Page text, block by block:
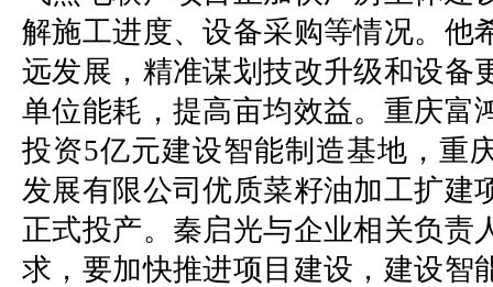
解施工进度、设备采购等情况。他
远发展，精准谋划技改升级和设备
单位能耗，提高亩均效益。重庆富
投资5亿元建设智能制造基地，重
发展有限公司优质菜籽油加工扩建
正式投产。秦启光与企业相关负责
求，要加快推进项目建设，建设智